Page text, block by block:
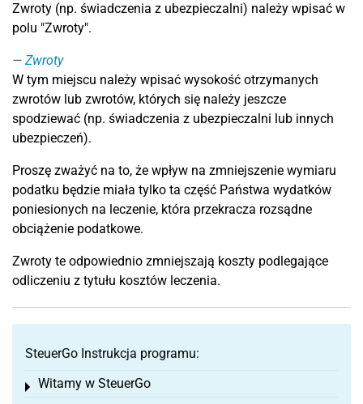
Zwroty (np. świadczenia z ubezpieczalni) należy wpisać w
polu "Zwroty".
Zwroty
W tym miejscu należy wpisać wysokość otrzymanych
zwrotów lub zwrotów, których się należy jeszcze
spodziewać (np. świadczenia z ubezpieczalni lub innych
ubezpieczeń).
Proszę zważyć na to, że wpływ na zmniejszenie wymiaru
podatku będzie miała tylko ta część Państwa wydatków
poniesionych na leczenie, która przekracza rozsądne
obciążenie podatkowe.
Zwroty te odpowiednio zmniejszają koszty podlegające
odliczeniu z tytułu kosztów leczenia.
SteuerGo Instrukcja programu:
Witamy w SteuerGo
Toggle menu